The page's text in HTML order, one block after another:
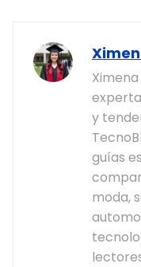
y
guías
moda,